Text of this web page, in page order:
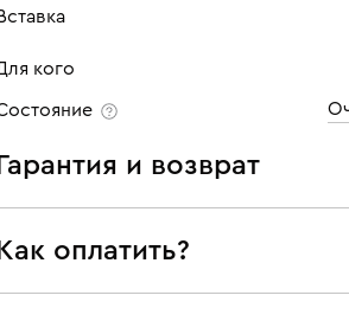
Бриллиант
Количество
Каратность
кого
Гарантия и возврат
предоставляем следующие
брендовых украшений;
Как оплатить?
самовывозе из магазина: